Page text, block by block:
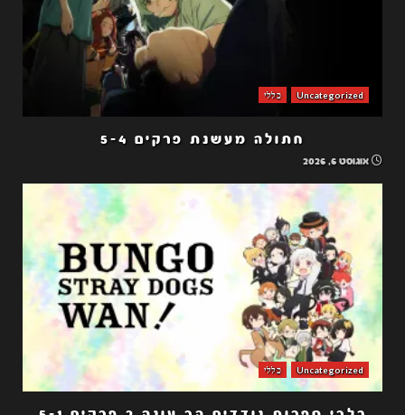
Uncategorized כללי
חתולה מעשנת פרקים 5-4
אוגוסט 6, 2026
Uncategorized כללי